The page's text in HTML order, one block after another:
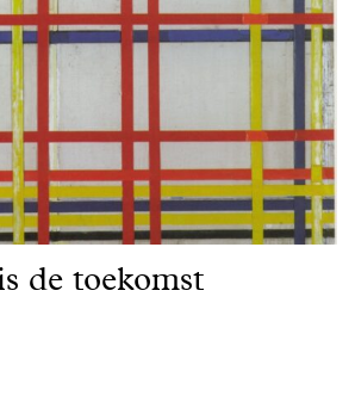
de toekomst